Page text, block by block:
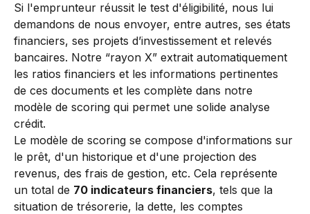
Si l'emprunteur réussit le test d'éligibilité, nous lui
demandons de nous envoyer, entre autres, ses états
financiers, ses projets d’investissement et relevés
bancaires. Notre “rayon X” extrait automatiquement
les ratios financiers et les informations pertinentes
de ces documents et les complète dans notre
modèle de scoring qui permet une solide analyse
crédit.
Le modèle de scoring se compose d'informations sur
le prêt, d'un historique et d'une projection des
revenus, des frais de gestion, etc. Cela représente
un total de 70 indicateurs financiers, tels que la
situation de trésorerie, la dette, les comptes